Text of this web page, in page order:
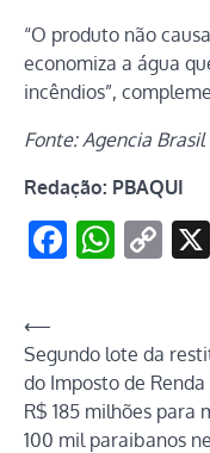
“O produto não
economiza a água
incêndios”,
Fonte: Agencia Brasil
Redação: PBAQUI
Navegação
de
Post
⟵
Segundo lote da
do Imposto de
R$ 185 milhões para
100 mil paraibanos